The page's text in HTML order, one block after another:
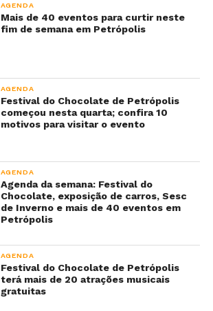
AGENDA
Mais de 40 eventos para curtir neste
fim de semana em Petrópolis
AGENDA
Festival do Chocolate de Petrópolis
começou nesta quarta; confira 10
motivos para visitar o evento
AGENDA
Agenda da semana: Festival do
Chocolate, exposição de carros, Sesc
de Inverno e mais de 40 eventos em
Petrópolis
AGENDA
Festival do Chocolate de Petrópolis
terá mais de 20 atrações musicais
gratuitas